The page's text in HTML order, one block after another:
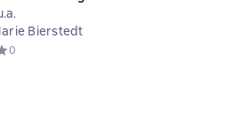
Bierstedt
рейтинг 0 на основе 0 оценок
0